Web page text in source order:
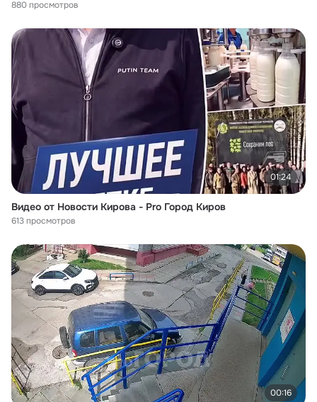
880 просмотров
01:24
Видео от Новости Кирова - Pro Город Киров
613 просмотров
00:16